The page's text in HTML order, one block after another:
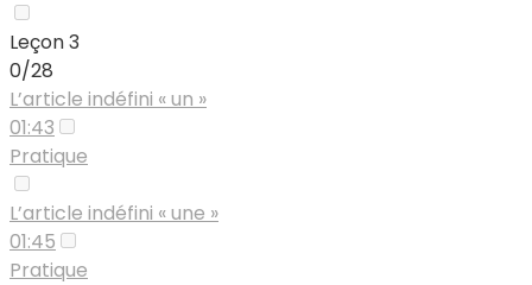
Leçon 3
0/28
L’article indéfini « un »
01:43
Pratique
L’article indéfini « une »
01:45
Pratique